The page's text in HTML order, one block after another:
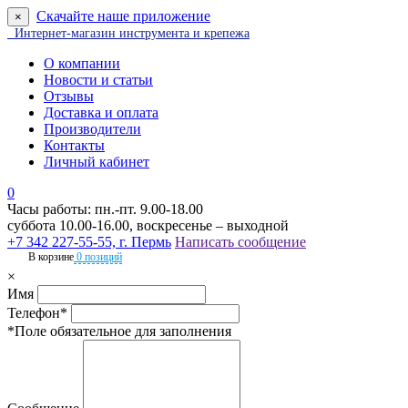
× Скачайте наше приложение
Интернет-магазин инструмента и крепежа
О компании
Новости и статьи
Отзывы
Доставка и оплата
Производители
Контакты
Личный кабинет
0
Часы работы: пн.-пт. 9.00-18.00
суббота 10.00-16.00, воскресенье – выходной
+7 342 227-55-55, г. Пермь Написать сообщение
В корзине 0 позиций
×
Имя
Телефон*
*Поле обязательное для заполнения